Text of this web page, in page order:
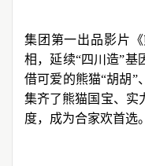
集团第一出品影片
相，延续“四川造”基
借可爱的熊猫“胡胡”
集齐了熊猫国宝、实
度，成为合家欢首选。